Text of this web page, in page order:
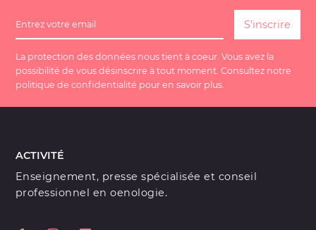
La protection des données nous tient à coeur. Vous avez la
possibilité de vous désinscrire à tout moment. Consultez notre
politique de confidentialité pour en savoir plus.
ACTIVITÉ
Enseignement, presse spécialisée et conseil
professionnel en oenologie.